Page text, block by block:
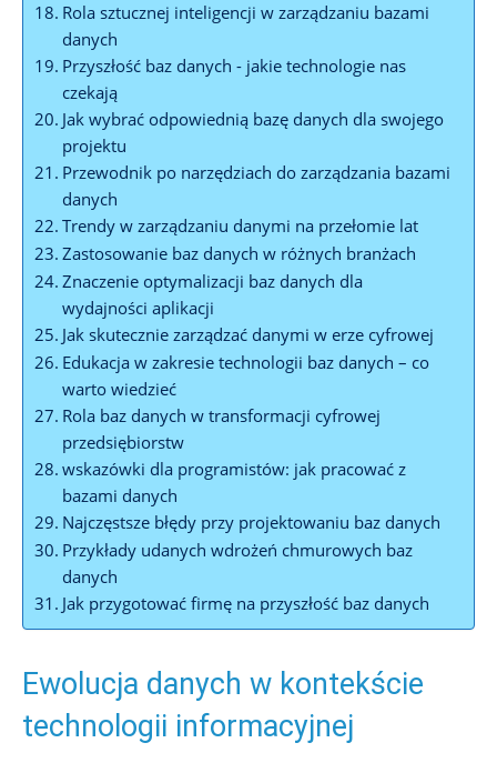
Rola sztucznej inteligencji⁣ w zarządzaniu bazami
danych
Przyszłość baz⁣ danych ⁢- jakie ⁣technologie nas ​
czekają
Jak wybrać odpowiednią bazę danych dla swojego
projektu
Przewodnik po narzędziach do ​zarządzania bazami
danych
Trendy w zarządzaniu danymi ‌na przełomie lat
Zastosowanie baz danych‍ w różnych branżach
Znaczenie⁢ optymalizacji baz​ danych dla
⁢wydajności aplikacji
Jak skutecznie zarządzać danymi w erze cyfrowej
Edukacja w⁢ zakresie technologii⁤ baz danych – ​co
warto wiedzieć
Rola baz danych w transformacji cyfrowej​
przedsiębiorstw
wskazówki dla ‌programistów: jak ‌pracować z
bazami danych
Najczęstsze błędy ⁢przy projektowaniu baz danych
Przykłady udanych‍ wdrożeń chmurowych baz
danych
Jak przygotować firmę na przyszłość ⁣baz danych
Ewolucja danych​ w kontekście
technologii informacyjnej